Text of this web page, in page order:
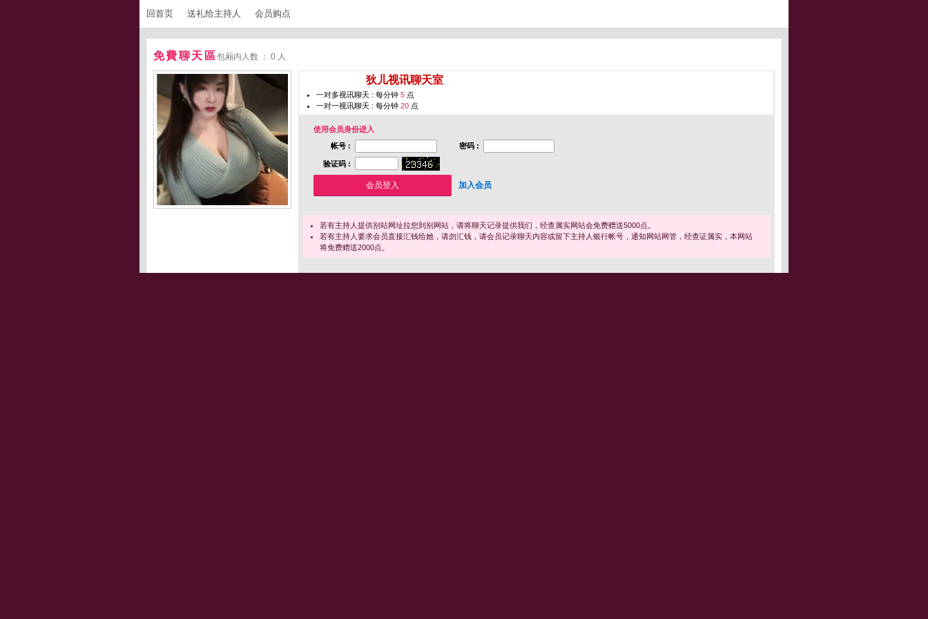
回首页 送礼给主持人 会员购点
免費聊天區包厢内人数 ： 0 人
狄儿视讯聊天室
一对多视讯聊天 : 每分钟 5 点
一对一视讯聊天 : 每分钟 20 点
使用会员身份进入
帐号 :
密码 :
验证码 :
加入会员
若有主持人提供别站网址拉您到别网站，请将聊天记录提供我们，经查属实网站会免费赠送5000点。
若有主持人要求会员直接汇钱给她，请勿汇钱，请会员记录聊天内容或留下主持人银行帐号，通知网站网管，经查证属实，本网站
将免费赠送2000点。